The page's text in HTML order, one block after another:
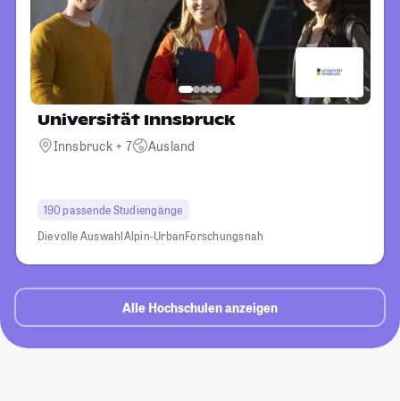
Universität Innsbruck
Innsbruck + 7 Ausland
190 passende Studiengänge
Die volle AuswahlAlpin-UrbanForschungsnah
Alle Hochschulen anzeigen